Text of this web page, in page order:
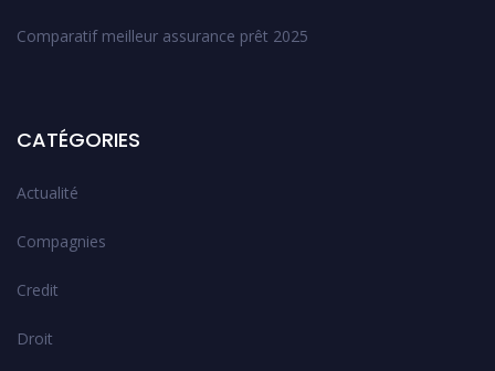
Comparatif meilleur assurance prêt 2025
CATÉGORIES
Actualité
Compagnies
Credit
Droit